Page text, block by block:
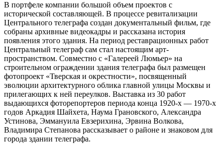
В портфеле компании большой объем проектов с
исторической составляющей. В процессе ревитализации
Центрального телеграфа создан документальный фильм, где
собраны архивные видеокадры и рассказана история
появления этого здания. На период реставрационных работ
Центральный телеграф сам стал настоящим арт-
пространством. Совместно с «Галереей Люмьер» на
строительном ограждении здания телеграфа был размещен
фотопроект «Тверская и окрестности», посвященный
эволюции архитектурного облика главной улицы Москвы и
прилегающих к ней переулков. Выставка из 30 работ
выдающихся фоторепортеров периода конца 1920-х — 1970-х
годов Аркадия Шайхета, Наума Грановского, Александра
Устинова, Эммануила Евзерихина, Эрвина Волкова,
Владимира Степанова рассказывает о районе и знаковом для
города здании телеграфа.